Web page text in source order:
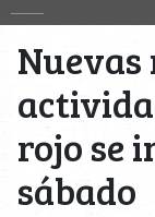
rojo se
sábado